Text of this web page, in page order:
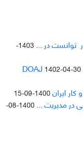
توانست در ...
1403-
1402-04-30
ایران1400-09-15
در مدیریت ...
1400-08-